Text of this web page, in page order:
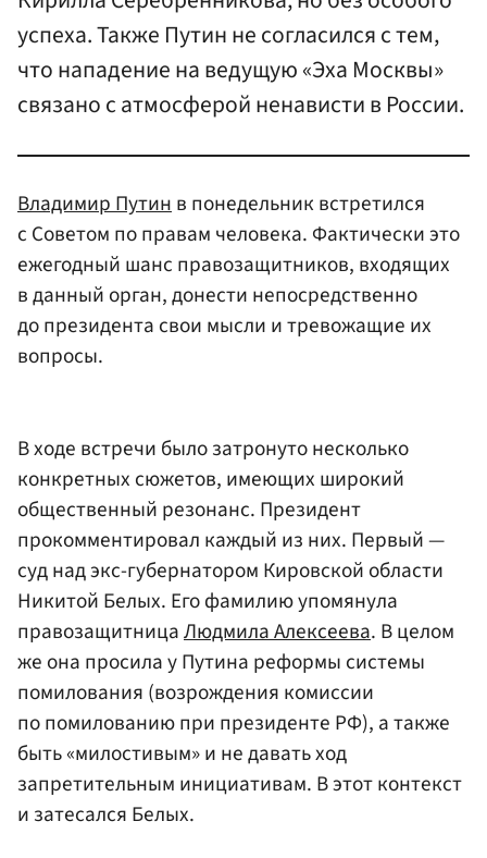
успеха. Также Путин не согласился с тем,
что нападение на ведущую «Эха Москвы»
связано с атмосферой ненависти в России.
Владимир Путинв понедельник встретился
с Советом по правам человека. Фактически это
ежегодный шанс правозащитников, входящих
в данный орган, донести непосредственно
до президента свои мысли и тревожащие их
вопросы.
В ходе встречи было затронуто несколько
конкретных сюжетов, имеющих широкий
общественный резонанс. Президент
прокомментировал каждый из них. Первый —
суд над экс-губернатором Кировской области
Никитой Белых. Его фамилию упомянула
правозащитницаЛюдмила Алексеева. В целом
же она просила у Путина реформы системы
помилования (возрождения комиссии
по помилованию при президенте РФ), а также
быть «милостивым» и не давать ход
запретительным инициативам. В этот контекст
и затесался Белых.